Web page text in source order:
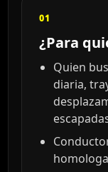
01
¿Para
Quien
diaria,